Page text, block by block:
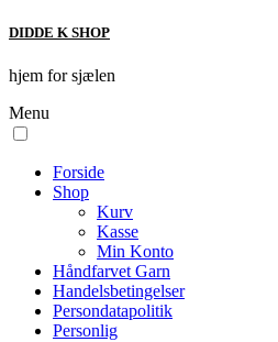
DIDDE K SHOP
hjem for sjælen
Menu
Forside
Shop
Kurv
Kasse
Min Konto
Håndfarvet Garn
Handelsbetingelser
Persondatapolitik
Personlig